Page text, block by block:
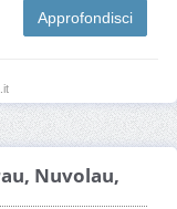
Approfondisci
Nuvolau,